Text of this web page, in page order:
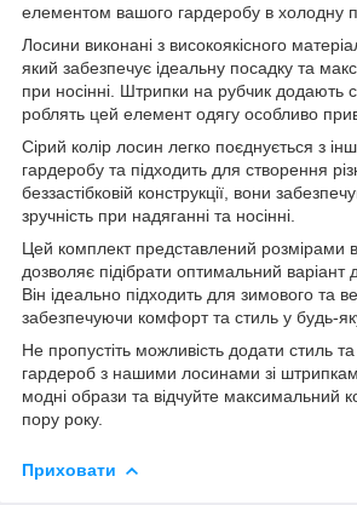
елементом вашого гардеробу в холодну
Лосини виконані з високоякісного
який забезпечує ідеальну посадку та
при носінні. Штрипки на рубчик додають
роблять цей елемент одягу особливо
Сірий колір лосин легко поєднується з
гардеробу та підходить для створення
беззастібковій конструкції, вони
зручність при надяганні та носінні.
Цей комплект представлений розмірами
дозволяє підібрати оптимальний варіант
Він ідеально підходить для зимового та
забезпечуючи комфорт та стиль у будь-
Не пропустіть можливість додати стиль
гардероб з нашими лосинами зі
модні образи та відчуйте максимальний
пору року.
Приховати